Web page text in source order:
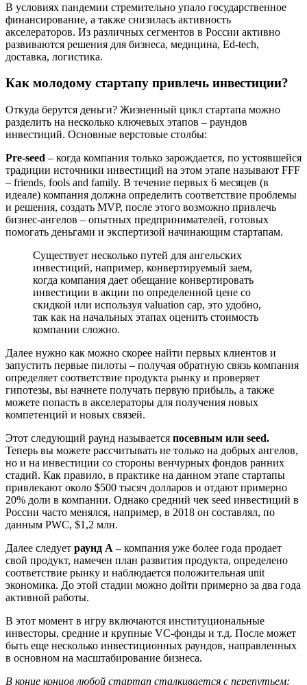
В условиях пандемии стремительно упало государственное
финансирование, а также снизилась активность
акселераторов. Из различных сегментов в России активно
развиваются решения для бизнеса, медицина, Ed-tech,
доставка, логистика.
Как молодому стартапу привлечь инвестиции?
Откуда берутся деньги? Жизненный цикл стартапа можно
разделить на несколько ключевых этапов – раундов
инвестиций. Основные верстовые столбы:
Pre-seed – когда компания только зарождается, по устоявшейся
традиции источники инвестиций на этом этапе называют FFF
– friends, fools and family. В течение первых 6 месяцев (в
идеале) компания должна определить соответствие проблемы
и решения, создать MVP, после этого возможно привлечь
бизнес-ангелов – опытных предпринимателей, готовых
помогать деньгами и экспертизой начинающим стартапам.
Существует несколько путей для ангельских
инвестиций, например, конвертируемый заем,
когда компания дает обещание конвертировать
инвестиции в акции по определенной цене со
скидкой или используя valuation cap, это удобно,
так как на начальных этапах оценить стоимость
компании сложно.
Далее нужно как можно скорее найти первых клиентов и
запустить первые пилоты – получая обратную связь компания
определяет соответствие продукта рынку и проверяет
гипотезы, вы начнете получать первую прибыль, а также
можете попасть в акселераторы для получения новых
компетенций и новых связей.
Этот следующий раунд называется посевным или seed.
Теперь вы можете рассчитывать не только на добрых ангелов,
но и на инвестиции со стороны венчурных фондов ранних
стадий. Как правило, в практике на данном этапе стартапы
привлекают около $500 тысяч долларов и отдают примерно
20% доли в компании. Однако средний чек seed инвестиций в
России часто менялся, например, в 2018 он составлял, по
данным PWC, $1,2 млн.
Далее следует раунд A – компания уже более года продает
свой продукт, намечен план развития продукта, определено
соответствие рынку и наблюдается положительная unit
экономика. До этой стадии можно дойти примерно за два года
активной работы.
В этот момент в игру включаются институциональные
инвесторы, средние и крупные VC-фонды и т.д. После может
быть еще несколько инвестиционных раундов, направленных
в основном на масштабирование бизнеса.
В конце концов любой стартап сталкивается с перепутьем: